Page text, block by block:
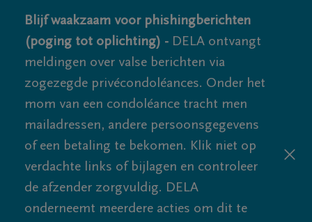
Blijf waakzaam voor phishingberichten
(poging tot oplichting) - DELA ontvangt
meldingen over valse berichten via
zogezegde privécondoléances. Onder het
mom van een condoléance tracht men
mailadressen, andere persoonsgegevens
of een betaling te bekomen. Klik niet op
verdachte links of bijlagen en controleer
de afzender zorgvuldig. DELA
onderneemt meerdere acties om dit te